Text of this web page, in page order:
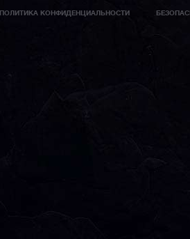
ПОЛИТИКА КОНФИДЕНЦИАЛЬНОСТИ